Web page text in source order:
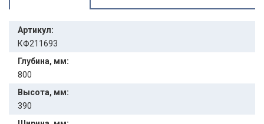
Артикул:
КФ211693
Глубина, мм:
800
Высота, мм:
390